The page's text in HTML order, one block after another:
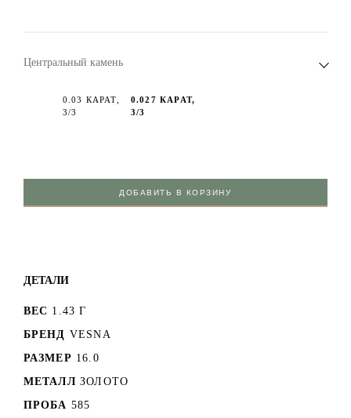
Центральный камень
0.03 КАРАТ,
3/3
0.027 КАРАТ,
3/3
ДОБАВИТЬ В КОРЗИНУ
ДЕТАЛИ
ВЕС 1.43 Г
БРЕНД VESNA
РАЗМЕР 16.0
МЕТАЛЛ ЗОЛОТО
ПРОБА 585